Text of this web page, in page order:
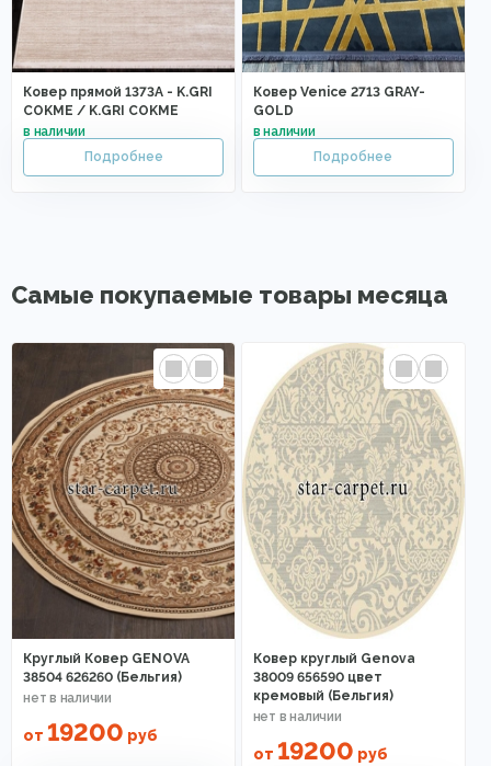
Ковер прямой 1373A - K.GRI
COKME / K.GRI COKME
Ковер Venice 2713 GRAY-
GOLD
Самые покупаемые товары месяца
Круглый Ковер GENOVA
38504 626260 (Бельгия)
от 19200 руб
Ковер круглый Genova
38009 656590 цвет
кремовый (Бельгия)
от 19200 руб